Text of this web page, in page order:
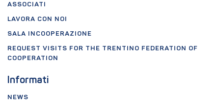
ASSOCIATI
LAVORA CON NOI
SALA INCOOPERAZIONE
REQUEST VISITS FOR THE TRENTINO FEDERATION OF
COOPERATION
Informati
NEWS